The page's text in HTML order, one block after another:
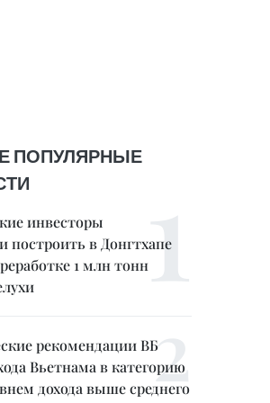
ПОПУЛЯРНЫЕ
инвесторы
построить в Донгтхапе
1 млн тонн
рекомендации ВБ
Вьетнама в категорию
дохода выше среднего